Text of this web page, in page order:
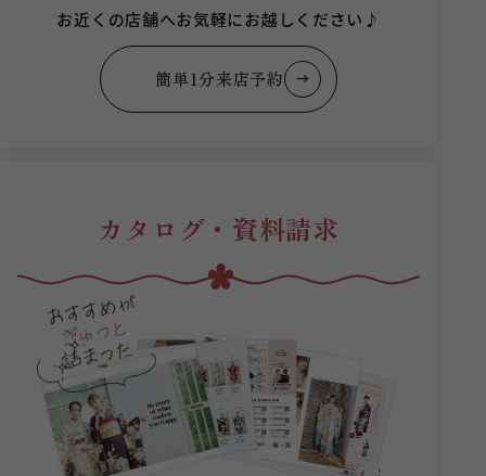
お近くの店舗へお気軽にお越しください♪
簡単1分来店予約
カタログ・資料請求